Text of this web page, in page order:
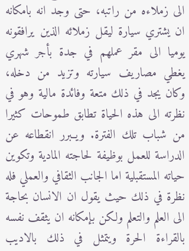
الى زملاءه من راتبه، حتى وجد انه بامكانه
ان يشتري سيارة ليقل زملائه الذين يرافقونه
يوميا الى مقر عملهم في جدة بأجر شهري
يغطي مصاريف سيارته وتزيد من دخله،
وكان يجد في ذلك متعة وفائدة مالية وهو في
نظرته الى هذه الحياة تطابق طموحات كثيرا
من شباب تلك الفترة. ويــبرر انقطاعه عن
الدراسة للعمل بوظيفة لحاجته المادية وتكوين
حياته المستقبلية اما الجانب الثقافي والعملي فله
نظرة في ذلك حيث يقول ان الانسان بحاجة
الى العلم والتعلم ولكن بإمكانه ان يثقف نفسه
بالقراءة الحرة ويتمثل في ذلك بالاديب